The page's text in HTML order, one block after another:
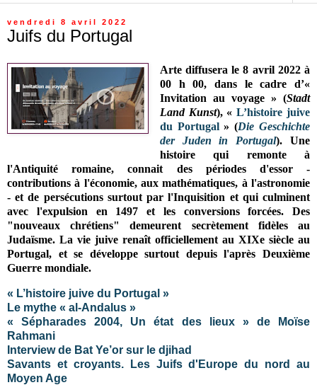
vendredi 8 avril 2022
Juifs du Portugal
Arte diffusera le 8 avril 2022 à
00 h 00, dans le cadre d’«
Invitation au voyage » (Stadt
Land Kunst), «L’histoire juive
du Portugal» (Die Geschichte
der Juden in Portugal). Une
histoire qui remonte à
l'Antiquité romaine, connait des périodes d'essor -
contributions à l'économie, aux mathématiques, à l'astronomie
- et de persécutions surtout par l'Inquisition et qui culminent
avec l'expulsion en 1497 et les conversions forcées. Des
"nouveaux chrétiens" demeurent secrètement fidèles au
Judaïsme. La vie juive renaît officiellement au XIXe siècle au
Portugal, et se développe surtout depuis l'après Deuxième
Guerre mondiale.
« L’histoire juive du Portugal »
Le mythe « al-Andalus »
« Sépharades 2004, Un état des lieux » de Moïse
Rahmani
Interview de Bat Ye’or sur le djihad
Savants et croyants. Les Juifs d'Europe du nord au
Moyen Age